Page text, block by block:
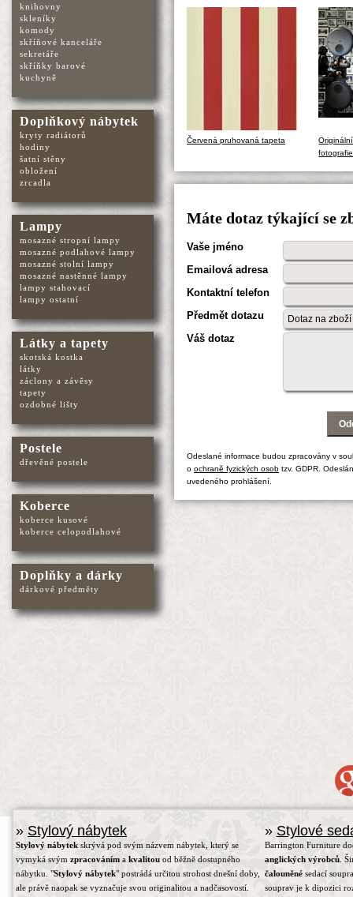
Červená pruhovaná tapeta
fotografie
Máte dotaz týkající se
Vaše jméno
Emailová adresa
Kontaktní telefon
Předmět dotazu
Váš dotaz
Odeslané informace budou zpracovány v
o ochraně fyzických osobtzv. GDPR.
uvedeného prohlášení.
knihovny
skleníky
komody
skříňové kanceláře
sekretáře
skříňky barové
kuchyně
Doplňkový nábytek
kryty radiátorů
hodiny
šatní stěny
obložení
zrcadla
Lampy
mosazné stropní lampy
mosazné podlahové lampy
mosazné stolní lampy
mosazné nastěnné lampy
lampy stahovací
lampy ostatní
Látky a tapety
skotská kostka
látky
záclony a závěsy
tapety
ozdobné lišty
Postele
dřevěné postele
Koberce
koberce kusové
koberce celopodlahové
Doplňky a dárky
dárkové předměty
» Stylový nábytek
Stylový nábytek skrývá pod svým názvem nábytek, který se
vymyká svým zpracováním a kvalitou od běžně dostupného
nábytku. "Stylový nábytek" postrádá určitou strohost dnešní doby,
ale právě naopak se vyznačuje svou originalitou a nadčasovostí.
» Stylové
Barrington Furniture
anglických výrobců.
čalouněnésedací
souprav je k dipozici